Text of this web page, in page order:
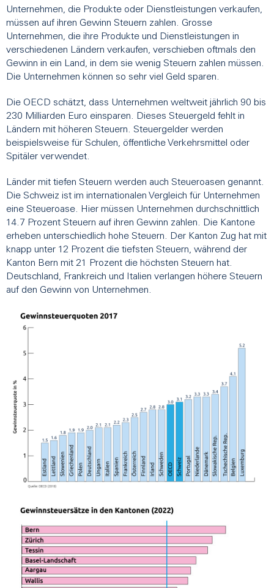
Unternehmen, die Produkte oder Dienstleistungen verkaufen,
müssen auf ihren Gewinn Steuern zahlen. Grosse
Unternehmen, die ihre Produkte und Dienstleistungen in
verschiedenen Ländern verkaufen, verschieben oftmals den
Gewinn in ein Land, in dem sie wenig Steuern zahlen müssen.
Die Unternehmen können so sehr viel Geld sparen.
Die OECD schätzt, dass Unternehmen weltweit jährlich 90 bis
230 Milliarden Euro einsparen. Dieses Steuergeld fehlt in
Ländern mit höheren Steuern. Steuergelder werden
beispielsweise für Schulen, öffentliche Verkehrsmittel oder
Spitäler verwendet.
Länder mit tiefen Steuern werden auch Steueroasen genannt.
Die Schweiz ist im internationalen Vergleich für Unternehmen
eine Steueroase. Hier müssen Unternehmen durchschnittlich
14.7 Prozent Steuern auf ihren Gewinn zahlen. Die Kantone
erheben unterschiedlich hohe Steuern. Der Kanton Zug hat mit
knapp unter 12 Prozent die tiefsten Steuern, während der
Kanton Bern mit 21 Prozent die höchsten Steuern hat.
Deutschland, Frankreich und Italien verlangen höhere Steuern
auf den Gewinn von Unternehmen.